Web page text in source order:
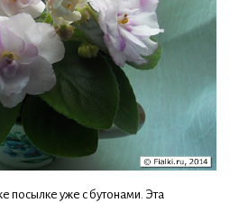
посылке уже с бутонами. Эта